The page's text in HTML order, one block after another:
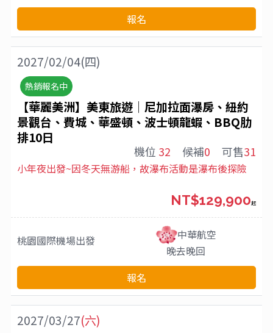
報名
2027/02/04(四)
熱銷報名中
【華麗美洲】美東旅遊│尼加拉面瀑房、紐約
景觀台、費城、華盛頓、波士頓龍蝦、BBQ肋
排10日
機位 32 候補0 可售31
小年夜出發~因冬天無游船，故瀑布活動是瀑布後探險
桃園國際機場出發
中華航空
晚去晚回
NT$129,900起
報名
2027/03/27(六)